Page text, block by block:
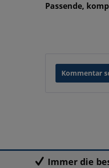
Passende,
Kommentar
Immer die